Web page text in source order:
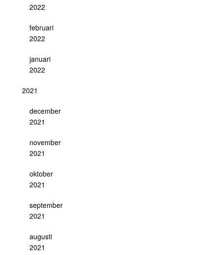
2022
februari
2022
januari
2022
2021
december
2021
november
2021
oktober
2021
september
2021
augusti
2021